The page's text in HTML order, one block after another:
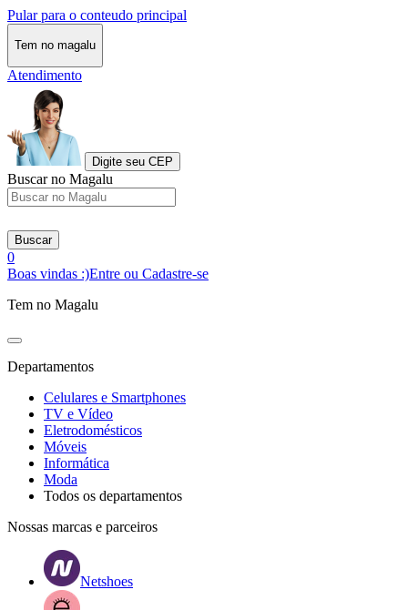
Pular para o conteudo principal
Tem no magalu
Atendimento
Digite seu CEP
Buscar no Magalu
Buscar
0
Boas vindas :)Entre ou Cadastre-se
Tem no Magalu
Departamentos
Celulares e Smartphones
TV e Vídeo
Eletrodomésticos
Móveis
Informática
Moda
Todos os departamentos
Nossas marcas e parceiros
Netshoes